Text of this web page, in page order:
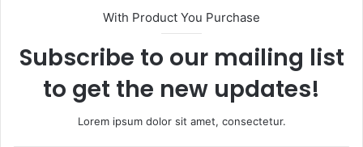
With Product You Purchase
Subscribe to our mailing list
to get the new updates!
Lorem ipsum dolor sit amet, consectetur.